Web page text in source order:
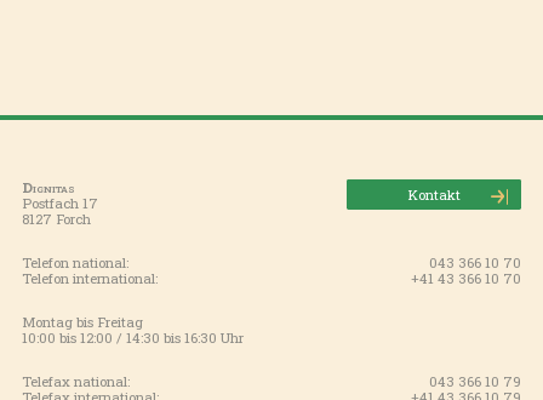
Dignitas
Postfach 17
8127 Forch
Kontakt
Telefon national:
043 366 10 70
Telefon international:
+41 43 366 10 70
Montag bis Freitag
10:00 bis 12:00 / 14:30 bis 16:30 Uhr
Telefax national:
043 366 10 79